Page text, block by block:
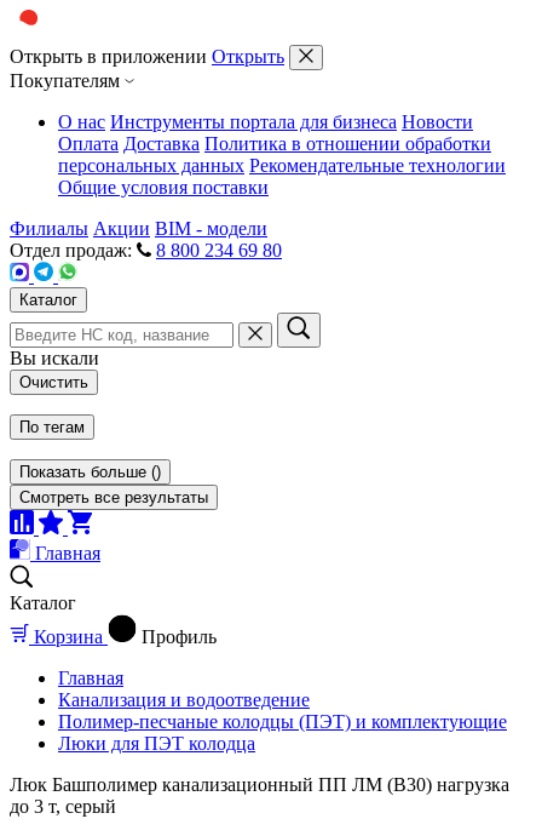
Открыть в приложении Открыть
Покупателям
О нас Инструменты портала для бизнеса Новости
Оплата Доставка Политика в отношении обработки
персональных данных Рекомендательные технологии
Общие условия поставки
Филиалы Акции BIM - модели
Отдел продаж:
8 800 234 69 80
Каталог
Вы искали
Очистить
По тегам
Показать больше ()
Смотреть все результаты
Главная
Каталог
Корзина
Профиль
Главная
Канализация и водоотведение
Полимер-песчаные колодцы (ПЭТ) и комплектующие
Люки для ПЭТ колодца
Люк Башполимер канализационный ПП ЛМ (B30) нагрузка
до 3 т, серый